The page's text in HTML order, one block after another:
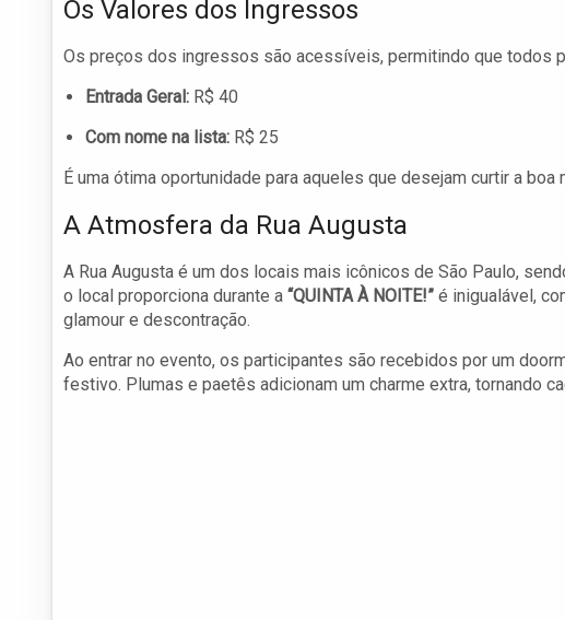
Os Valores dos Ingressos
Os preços dos ingressos são acessíveis, permitindo que todos
Entrada Geral: R$ 40
Com nome na lista: R$ 25
É uma ótima oportunidade para aqueles que desejam curtir a
A Atmosfera da Rua Augusta
A Rua Augusta é um dos locais mais icônicos de São Paulo,
o local proporciona durante a “QUINTA À NOITE!” é inigualável,
glamour e descontração.
Ao entrar no evento, os participantes são recebidos por um
festivo. Plumas e paetês adicionam um charme extra, tornando